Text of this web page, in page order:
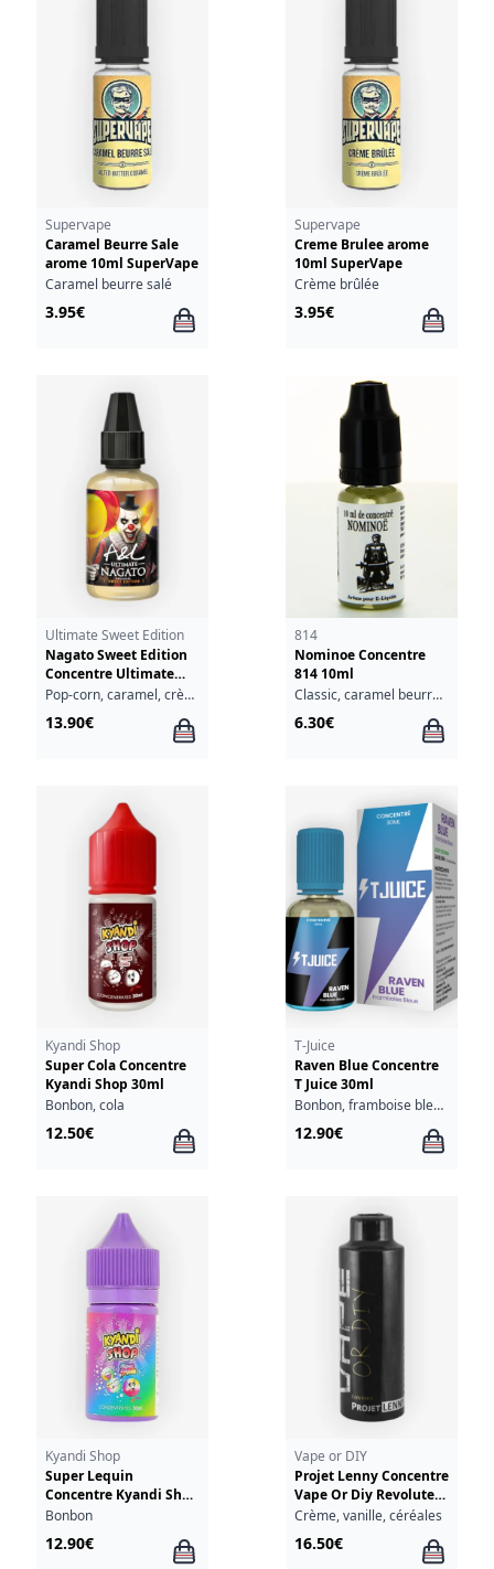
Supervape
Caramel Beurre Sale
arome 10ml SuperVape
Caramel beurre salé
3.95€
Supervape
Creme Brulee arome
10ml SuperVape
Crème brûlée
3.95€
Ultimate Sweet Edition
Nagato Sweet Edition
Concentre Ultimate
A&L 30ml
Pop-corn, caramel, crème brûlée
13.90€
814
Nominoe Concentre
814 10ml
Classic, caramel beurre salé
6.30€
Kyandi Shop
Super Cola Concentre
Kyandi Shop 30ml
Bonbon, cola
12.50€
T-Juice
Raven Blue Concentre
T Juice 30ml
Bonbon, framboise bleue, mûre
12.90€
Kyandi Shop
Super Lequin
Concentre Kyandi Shop
30ml
Bonbon
12.90€
Vape or DIY
Projet Lenny Concentre
Vape Or Diy Revolute
30ml
Crème, vanille, céréales
16.50€